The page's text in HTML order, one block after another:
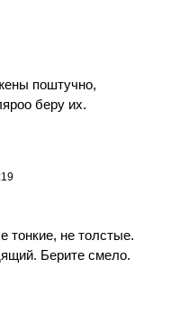
поштучно,
беру их.
тонкие, не толстые.
Берите смело.